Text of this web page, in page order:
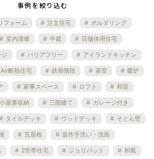
事例を絞り込む
フォーム 注文住宅 ボルダリング
室内漆喰 中庭 店舗併用住宅
ジ バリアフリー アイランドキッチン
Air断熱住宅 鉄骨階段 茶室 暖炉
家事スペース ロフト 和室
小屋裏収納 三階建て ガレージ付き
タイルデッキ ウッドデッキ そとん壁
瓦屋根 造作手洗い・洗面
2世帯住宅 ジョリパット 和風